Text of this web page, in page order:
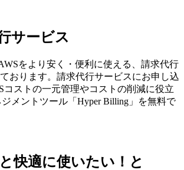
サービス
をより安く・便利に使える、請求代行
おります。請求代行サービスにお申し込
コストの一元管理やコストの削減に役立
メントツール「Hyper Billing」を無料で
快適に使いたい！と